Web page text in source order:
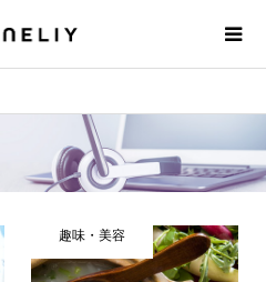
趣味・美容